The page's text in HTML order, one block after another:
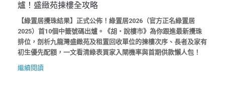
爐！盛緻苑揀樓全攻略
【綠置居攪珠結果】正式公佈！綠置居2026（官方正名綠置居
2025）首10個中籤號碼出爐。《胡‧說樓市》為你跟進最新攪珠
排位，剖析九龍灣盛緻苑及租置回收單位的揀樓次序、長者及家有
初生優先配額，一文看清綠表買家入閘機率與首期供款懶人包！
繼續閱讀